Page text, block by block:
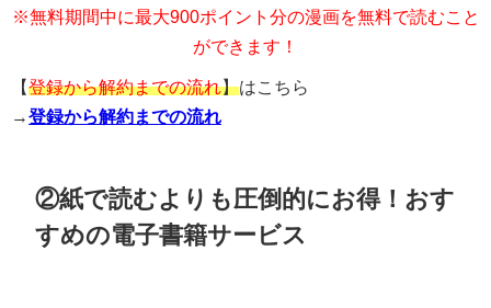
※無料期間中に最大900ポイント分の漫画を無料で読むこと
ができます！
【登録から解約までの流れ】はこちら
→登録から解約までの流れ
②紙で読むよりも圧倒的にお得！おす
すめの電子書籍サービス